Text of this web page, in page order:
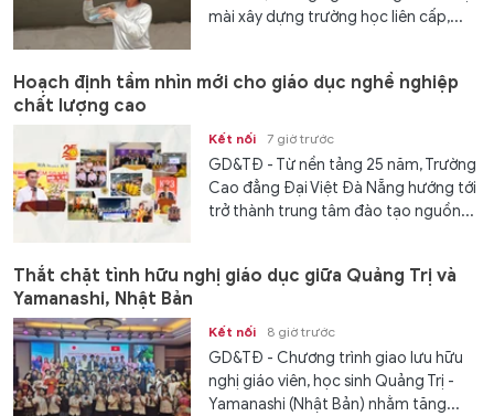
mài xây dựng trường học liên cấp,...
Hoạch định tầm nhìn mới cho giáo dục nghề nghiệp
chất lượng cao
Kết nối 7 giờ trước
GD&TĐ - Từ nền tảng 25 năm, Trường
Cao đẳng Đại Việt Đà Nẵng hướng tới
trở thành trung tâm đào tạo nguồn...
Thắt chặt tình hữu nghị giáo dục giữa Quảng Trị và
Yamanashi, Nhật Bản
Kết nối 8 giờ trước
GD&TĐ - Chương trình giao lưu hữu
nghị giáo viên, học sinh Quảng Trị -
Yamanashi (Nhật Bản) nhằm tăng...